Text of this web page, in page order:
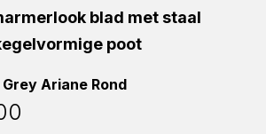
Ariane Rond